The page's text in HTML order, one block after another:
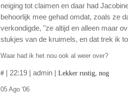
neiging tot claimen en daar had
behoorlijk mee gehad omdat, zoals ze
verkondigde, "ze altijd en alleen maar
stukjes van de kruimels, en dat trek ik
Waar had ik het nou ook al weer over?
# | 22:19 | admin | Lekker rustig, nog
05 Ago '06